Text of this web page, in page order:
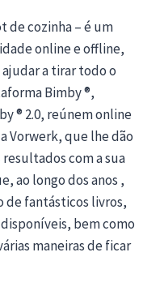
de cozinha – é um
online e offline,
ajudar a tirar todo o
Bimby ®,
® 2.0, reúnem online
Vorwerk, que lhe dão
com a sua
ao longo dos anos ,
de fantásticos livros,
bem como
maneiras de ficar